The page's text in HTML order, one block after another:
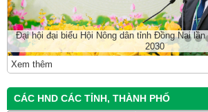
Đại hội đại biểu Hội Nông dân tỉnh Đồng Nai
2030
Xem thêm
CÁC HND CÁC TỈNH, THÀNH PHỐ